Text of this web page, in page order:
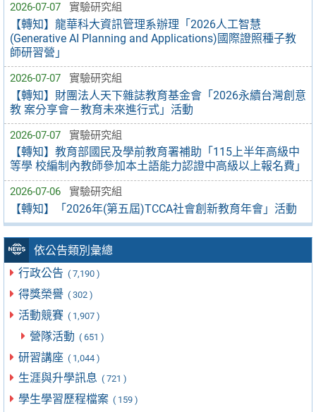
2026-07-07 實驗研究組
【轉知】龍華科大資訊管理系辦理「2026人工智慧
(Generative AI Planning and Applications)國際證照種子教
師研習營」
2026-07-07 實驗研究組
【轉知】財團法人天下雜誌教育基金會「2026永續台灣創意
教 案分享會－教育未來進行式」活動
2026-07-07 實驗研究組
【轉知】教育部國民及學前教育署補助「115上半年高級中
等學 校編制內教師參加本土語能力認證中高級以上報名費」
2026-07-06 實驗研究組
【轉知】「2026年(第五屆)TCCA社會創新教育年會」活動
依公告類別彙總
行政公告 ( 7,190 )
得獎榮譽 ( 302 )
活動競賽 ( 1,907 )
營隊活動 ( 651 )
研習講座 ( 1,044 )
生涯與升學訊息 ( 721 )
學生學習歷程檔案 ( 159 )